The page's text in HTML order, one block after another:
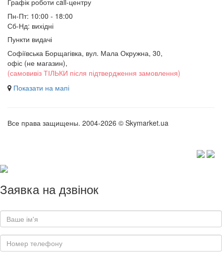
Графік роботи сall-центру
Пн-Пт: 10:00 - 18:00
Сб-Нд: вихідні
Пункти видачі
Софіївська Борщагівка, вул. Мала Окружна, 30,
офіс (не магазин),
(самовивіз ТІЛЬКИ після підтвердження замовлення)
Показати на мапі
Все права защищены. 2004-2026 © Skymarket.ua
Заявка на дзвінок